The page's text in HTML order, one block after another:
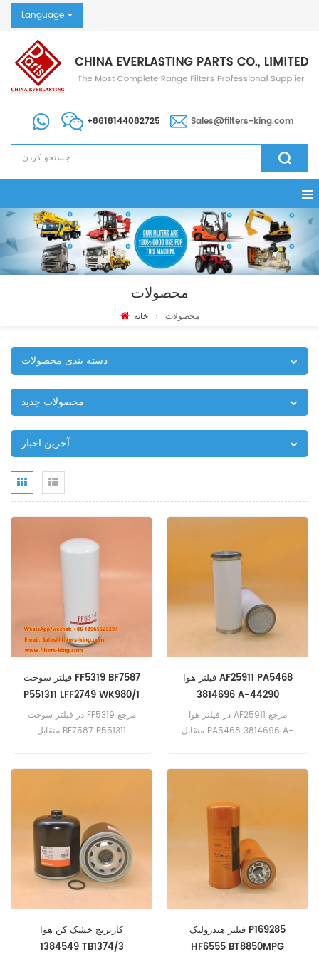
Language
+8618144082725 Sales@filters-king.com
محصولات
خانه محصولات
دسته بندی محصولات
محصولات جدید
آخرین اخبار
فیلتر سوخت FF5319 BF7587
P551311 LFF2749 WK980/1
در فیلتر سوخت FF5319 مرجع
متقابل BF7587 P551311
FE42; FE42T (کاترپیلار 3176
eng). FE64 (کاترپیلار 3176
eng)
فیلتر هوا AF25911 PA5468
3814696 A-44290
P500956در فیلتر هوا AF25911 مرجع
متقابل PA5468 3814696 A-
کارتریج خشک کن هوا
1384549 TB1374/3
فیلتر هیدرولیک P169285
HF6555 BT8850MPG